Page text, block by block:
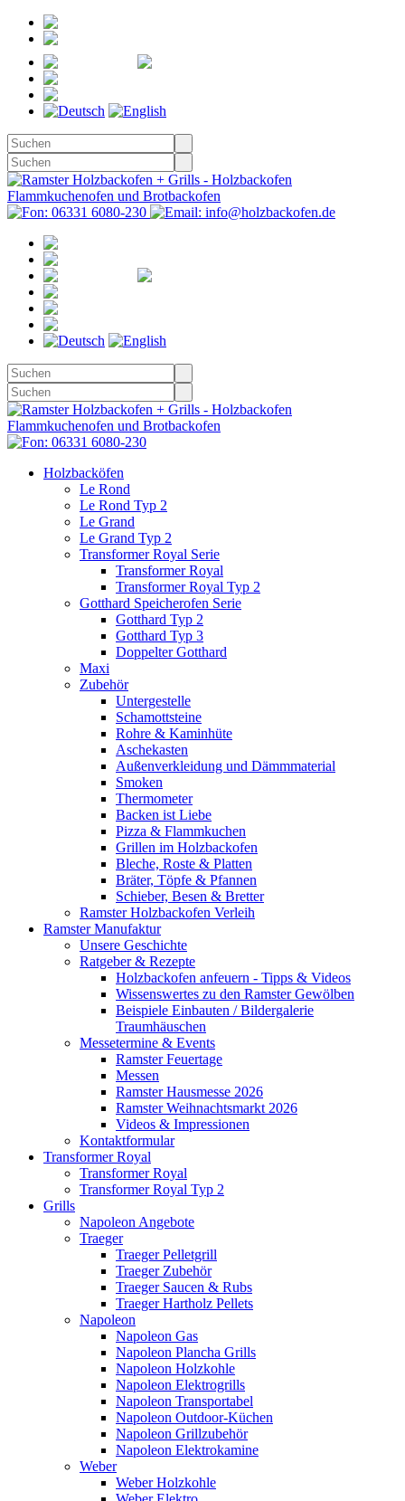
Holzbacköfen
Le Rond
Le Rond Typ 2
Le Grand
Le Grand Typ 2
Transformer Royal Serie
Transformer Royal
Transformer Royal Typ 2
Gotthard Speicherofen Serie
Gotthard Typ 2
Gotthard Typ 3
Doppelter Gotthard
Maxi
Zubehör
Untergestelle
Schamottsteine
Rohre & Kaminhüte
Aschekasten
Außenverkleidung und Dämmmaterial
Smoken
Thermometer
Backen ist Liebe
Pizza & Flammkuchen
Grillen im Holzbackofen
Bleche, Roste & Platten
Bräter, Töpfe & Pfannen
Schieber, Besen & Bretter
Ramster Holzbackofen Verleih
Ramster Manufaktur
Unsere Geschichte
Ratgeber & Rezepte
Holzbackofen anfeuern - Tipps & Videos
Wissenswertes zu den Ramster Gewölben
Beispiele Einbauten / Bildergalerie
Traumhäuschen
Messetermine & Events
Ramster Feuertage
Messen
Ramster Hausmesse 2026
Ramster Weihnachtsmarkt 2026
Videos & Impressionen
Kontaktformular
Transformer Royal
Transformer Royal
Transformer Royal Typ 2
Grills
Napoleon Angebote
Traeger
Traeger Pelletgrill
Traeger Zubehör
Traeger Saucen & Rubs
Traeger Hartholz Pellets
Napoleon
Napoleon Gas
Napoleon Plancha Grills
Napoleon Holzkohle
Napoleon Elektrogrills
Napoleon Transportabel
Napoleon Outdoor-Küchen
Napoleon Grillzubehör
Napoleon Elektrokamine
Weber
Weber Holzkohle